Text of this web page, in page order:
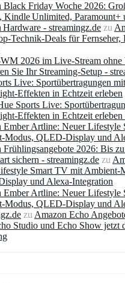
Black Friday Woche 2026:
Kindle Unlimited, Paramount+
Hardware - streamingz.de zu
Technik-Deals für
2026 im Live-Stream ohne
Sie Ihr Streaming-Setup -
Live: Sportübertragungen mit
in Echtzeit erleben
Sports Live:
in Echtzeit
Ember Artline: Neuer Lifestyle
QLED‑Display und
Frühlingsangebote 2026: Bis
sichern - streamingz.de zu
Smart TV mit
und Alexa‑Integration
Ember Artline: Neuer Lifestyle
QLED‑Display und
zu Amazon Echo
Studio und Echo Show jetzt